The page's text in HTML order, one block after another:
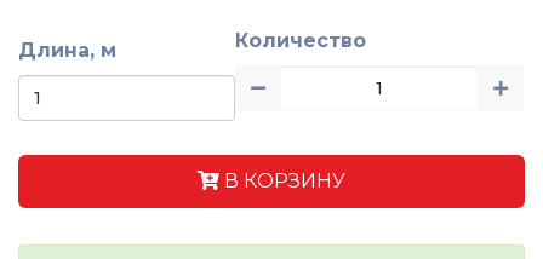
Длина, м Количество
В КОРЗИНУ